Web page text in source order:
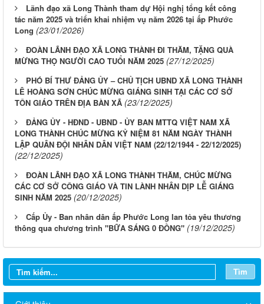
Lãnh đạo xã Long Thành tham dự Hội nghị tổng kết công
tác năm 2025 và triển khai nhiệm vụ năm 2026 tại ấp Phước
Long (23/01/2026)
ĐOÀN LÃNH ĐẠO XÃ LONG THÀNH ĐI THĂM, TẶNG QUÀ
MỪNG THỌ NGƯỜI CAO TUỔI NĂM 2025 (27/12/2025)
PHÓ BÍ THƯ ĐẢNG ỦY – CHỦ TỊCH UBND XÃ LONG THÀNH
LÊ HOÀNG SƠN CHÚC MỪNG GIÁNG SINH TẠI CÁC CƠ SỞ
TÔN GIÁO TRÊN ĐỊA BÀN XÃ (23/12/2025)
ĐẢNG ỦY - HĐND - UBND - ỦY BAN MTTQ VIỆT NAM XÃ
LONG THÀNH CHÚC MỪNG KỶ NIỆM 81 NĂM NGÀY THÀNH
LẬP QUÂN ĐỘI NHÂN DÂN VIỆT NAM (22/12/1944 - 22/12/2025)
(22/12/2025)
ĐOÀN LÃNH ĐẠO XÃ LONG THÀNH THĂM, CHÚC MỪNG
CÁC CƠ SỞ CÔNG GIÁO VÀ TIN LÀNH NHÂN DỊP LỄ GIÁNG
SINH NĂM 2025 (20/12/2025)
Cấp Ủy - Ban nhân dân ấp Phước Long lan tỏa yêu thương
thông qua chương trình "BỮA SÁNG 0 ĐỒNG" (19/12/2025)
Tìm